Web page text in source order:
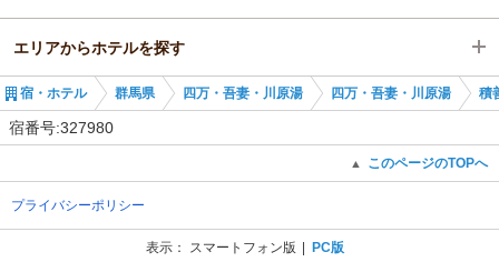
群馬県
エリアからホテルを探す
群馬県
宿・ホテル 群馬県 四万・吾妻・川原湯 四万・吾妻・川原湯 積
宿番号:327980
▲ このページのTOPへ
プライバシーポリシー
表示： スマートフォン版 PC版